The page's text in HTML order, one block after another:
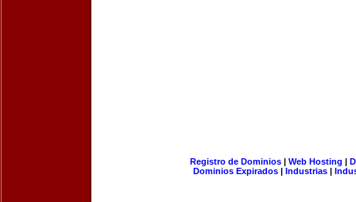
Registro de Dominios| Web Hosting |
Dominios Expirados | Industrias |